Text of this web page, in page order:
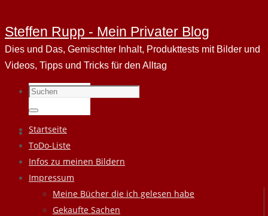
Steffen Rupp - Mein Privater Blog
Dies und Das, Gemischter Inhalt, Produkttests mit Bilder und
Videos, Tipps und Tricks für den Alltag
Suchen
nach:
Suchen
Zum
Inhalt
springen
Startseite
ToDo-Liste
Infos zu meinen Bildern
Impressum
Meine Bücher die ich gelesen habe
Gekaufte Sachen